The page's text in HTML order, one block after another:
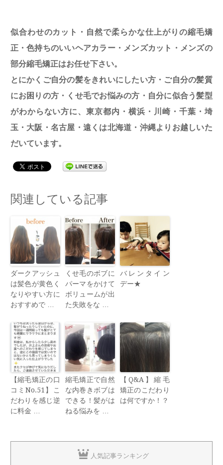
似合わせのカット・自然で柔らかな仕上がりの縮毛矯
正・色持ちのいいヘアカラー・メンズカット・メンズの
部分縮毛矯正はお任せ下さい。
とにかくご自分の髪をきれいにしたい方・ご自分の髪質
にお困りの方・くせ毛でお悩みの方・自分に似合う髪型
がわからない方に、東京都内・横浜・川崎・千葉・埼
玉・大阪・名古屋・遠くは北海道・沖縄よりお越しいた
だいています。
関連している記事
ダークアッシュ
は髪色が黄色く
なりやすい方に
おすすめで …
くせ毛のボブに
パーマをかけて
ボリュームが出
た失敗をな …
バレンタイン
デー★
【縮毛矯正の口
コミNo.51】こ
だわりを感じ逆
に料金 …
縮毛矯正で自然
な内巻きボブは
できる！髪がは
ねる悩みを …
【Q&A】縮毛
矯正のこだわり
は何ですか！？
人気記事ランキング